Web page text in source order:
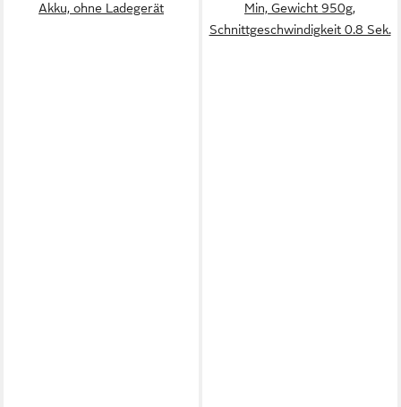
Akku, ohne Ladegerät
Min, Gewicht 950g,
Schnittgeschwindigkeit 0.8 Sek.